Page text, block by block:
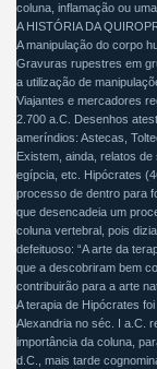
coluna, inflamação ou
A HISTÓRIA DA
A manipulação do corpo
Gravuras rupestres em
a utilização de
Viajantes e mercadores
2.700 a.C. Desenhos
ameríndios: Astecas,
Existem, ainda, relatos
egípcia, etc. Hipócrates
processo de dentro para
que desencadeia um
coluna vertebral, pois
defeituoso: “A arte da
que a descobriram bem
contribuirão para a arte
A terapia de Hipócrates
Alexandria no séc. I a.C.
importância da coluna,
d.C., mais tarde